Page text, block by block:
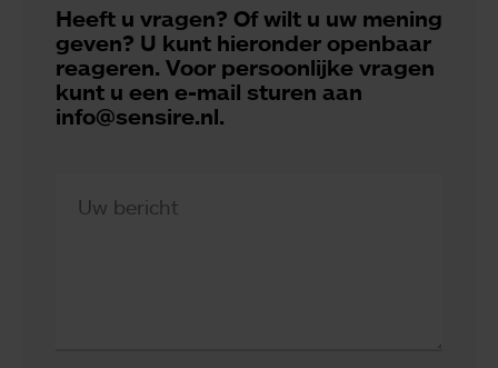
Heeft u vragen? Of wilt u uw mening
geven? U kunt hieronder openbaar
reageren. Voor persoonlijke vragen
kunt u een e-mail sturen aan
info@sensire.nl.
Uw bericht